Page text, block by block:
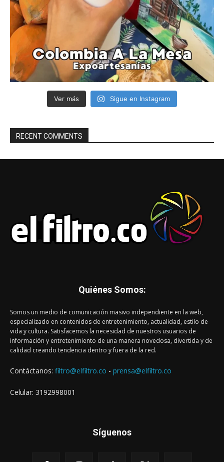
Ver más Sigue en Instagram
RECENT COMMENTS
Quiénes Somos:
Somos un medio de comunicación masivo independiente en la web,
especializado en contenidos de entretenimiento, actualidad, estilo de
vida y cultura. Satisfacemos la necesidad de nuestros usuarios de
información y entretenimiento de una manera novedosa, divertida y de
calidad creando tendencia dentro y fuera de la red.
Contáctanos: filtro@elfiltro.co - prensa@elfiltro.co
Celular: 3192998001
Síguenos